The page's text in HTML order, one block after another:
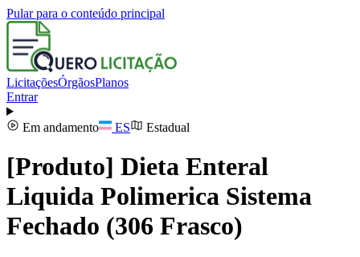
Pular para o conteúdo principal
LicitaçõesÓrgãosPlanos
Entrar
Em andamento ES Estadual
[Produto] Dieta Enteral
Liquida Polimerica Sistema
Fechado (306 Frasco)